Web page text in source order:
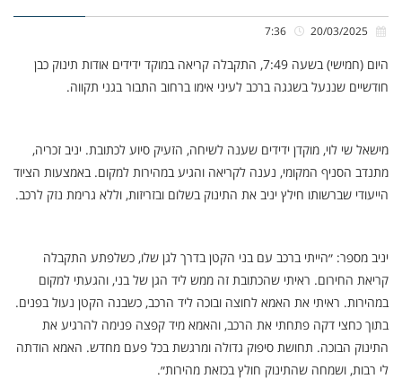
היום (חמישי) בשעה 7:49, התקבלה קריאה במוקד ידידים אודות תינוק כבן
חודשיים שננעל בשגגה ברכב לעיני אימו ברחוב התבור בגני תקווה.
מישאל שי לוי, מוקדן ידידים שענה לשיחה, הזעיק סיוע לכתובת. יניב זכריה,
מתנדב הסניף המקומי, נענה לקריאה והגיע במהירות למקום. באמצעות הציוד
הייעודי שברשותו חילץ יניב את התינוק בשלום ובזריזות, וללא גרימת נזק לרכב.
יניב מספר: ״הייתי ברכב עם בני הקטן בדרך לגן שלו, כשלפתע התקבלה
קריאת החירום. ראיתי שהכתובת זה ממש ליד הגן של בני, והגעתי למקום
במהירות. ראיתי את האמא לחוצה ובוכה ליד הרכב, כשבנה הקטן נעול בפנים.
בתוך כחצי דקה פתחתי את הרכב, והאמא מיד קפצה פנימה להרגיע את
התינוק הבוכה. תחושת סיפוק גדולה ומרגשת בכל פעם מחדש. האמא הודתה
לי רבות, ושמחה שהתינוק חולץ בכזאת מהירות״.